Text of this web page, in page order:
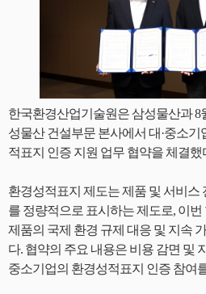
한국환경산업기술원은 삼성물산과 8
성물산 건설부문 본사에서 대·중소
적표지 인증 지원 업무 협약을 체결했
환경성적표지 제도는 제품 및 서비스
를 정량적으로 표시하는 제도로, 이
제품의 국제 환경 규제 대응 및 지속
다. 협약의 주요 내용은 비용 감면 및
중소기업의 환경성적표지 인증 참여